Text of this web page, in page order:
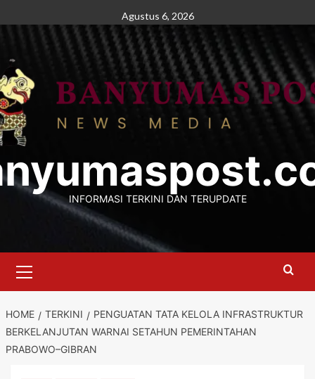
to
Agustus 6, 2026
INFORMASI TERKINI DAN TERUPDATE
Menu
HOME TERKINI
PENGUATAN TATA KELOLA INFRASTRUKTUR
BERKELANJUTAN WARNAI SETAHUN PEMERINTAHAN
PRABOWO–GIBRAN